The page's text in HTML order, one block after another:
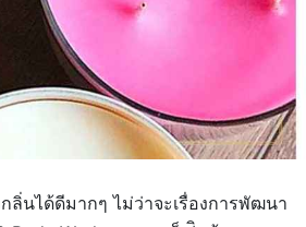
ลิ่นได้ดีมากๆ ไม่ว่าจะเรื่องการพัฒนา